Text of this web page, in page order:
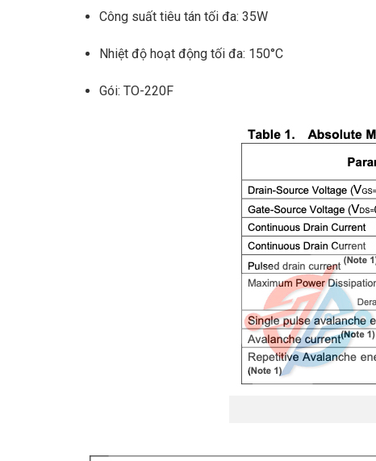
Công suất tiêu tán tối đa: 35W
Nhiệt độ hoạt động tối đa: 150°C
Gói: TO-220F